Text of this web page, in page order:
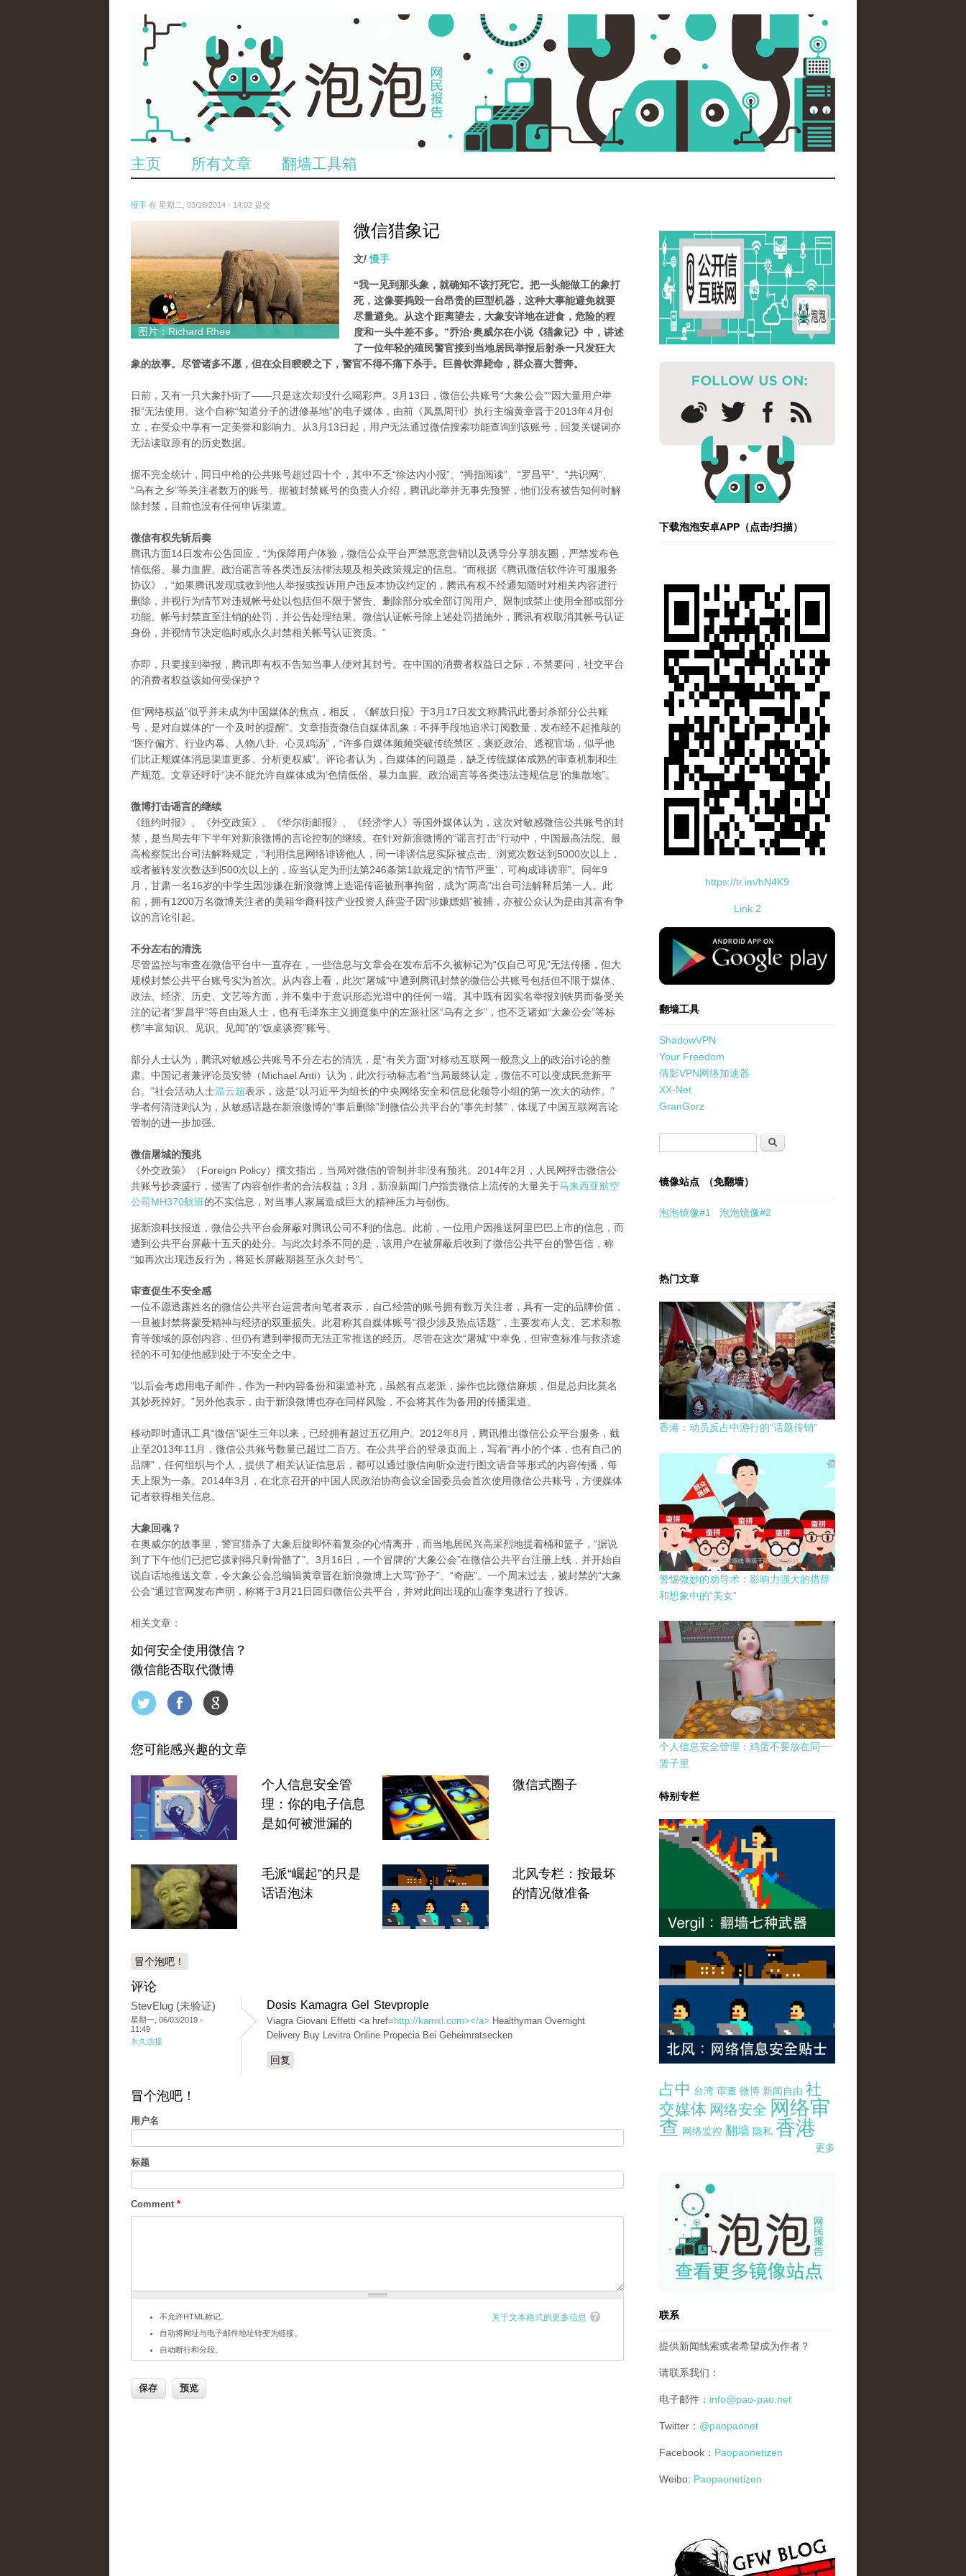
主页 所有文章 翻墙工具箱
慢手 在 星期二, 03/18/2014 - 14:02 提交
图片：Richard Rhee
微信猎象记
文/ 慢手
“我一见到那头象，就确知不该打死它。把一头能做工的象打
死，这像要捣毁一台昂贵的巨型机器，这种大事能避免就要
尽量避免。从这个距离望去，大象安详地在进食，危险的程
度和一头牛差不多。”乔治·奥威尔在小说《猎象记》中，讲述
了一位年轻的殖民警官接到当地居民举报后射杀一只发狂大
象的故事。尽管诸多不愿，但在众目睽睽之下，警官不得不痛下杀手。巨兽饮弹毙命，群众喜大普奔。
日前，又有一只大象扑街了——只是这次却没什么喝彩声。3月13日，微信公共账号“大象公会”“因大量用户举
报”无法使用。这个自称“知道分子的进修基地”的电子媒体，由前《凤凰周刊》执行主编黄章晋于2013年4月创
立，在受众中享有一定美誉和影响力。从3月13日起，用户无法通过微信搜索功能查询到该账号，回复关键词亦
无法读取原有的历史数据。
据不完全统计，同日中枪的公共账号超过四十个，其中不乏“徐达内小报”、“拇指阅读”、“罗昌平”、“共识网”、
“乌有之乡”等关注者数万的账号。据被封禁账号的负责人介绍，腾讯此举并无事先预警，他们没有被告知何时解
除封禁，目前也没有任何申诉渠道。
微信有权先斩后奏
腾讯方面14日发布公告回应，“为保障用户体验，微信公众平台严禁恶意营销以及诱导分享朋友圈，严禁发布色
情低俗、暴力血腥、政治谣言等各类违反法律法规及相关政策规定的信息。”而根据《腾讯微信软件许可服服务
协议》，“如果腾讯发现或收到他人举报或投诉用户违反本协议约定的，腾讯有权不经通知随时对相关内容进行
删除，并视行为情节对违规帐号处以包括但不限于警告、删除部分或全部订阅用户、限制或禁止使用全部或部分
功能、帐号封禁直至注销的处罚，并公告处理结果。微信认证帐号除上述处罚措施外，腾讯有权取消其帐号认证
身份，并视情节决定临时或永久封禁相关帐号认证资质。”
亦即，只要接到举报，腾讯即有权不告知当事人便对其封号。在中国的消费者权益日之际，不禁要问，社交平台
的消费者权益该如何受保护？
但“网络权益”似乎并未成为中国媒体的焦点，相反，《解放日报》于3月17日发文称腾讯此番封杀部分公共账
号，是对自媒体的“一个及时的提醒”。文章指责微信自媒体乱象：不择手段地追求订阅数量，发布经不起推敲的
“医疗偏方、行业内幕、人物八卦、心灵鸡汤”，“许多自媒体频频突破传统禁区，褒贬政治、透视官场，似乎他
们比正规媒体消息渠道更多、分析更权威”。评论者认为，自媒体的问题是，缺乏传统媒体成熟的审查机制和生
产规范。文章还呼吁“决不能允许自媒体成为‘色情低俗、暴力血腥、政治谣言等各类违法违规信息’的集散地”。
微博打击谣言的继续
《纽约时报》、《外交政策》、《华尔街邮报》、《经济学人》等国外媒体认为，这次对敏感微信公共账号的封
禁，是当局去年下半年对新浪微博的言论控制的继续。在针对新浪微博的“谣言打击”行动中，中国最高法院、最
高检察院出台司法解释规定，“利用信息网络诽谤他人，同一诽谤信息实际被点击、浏览次数达到5000次以上，
或者被转发次数达到500次以上的，应当认定为刑法第246条第1款规定的‘情节严重’，可构成诽谤罪”。同年9
月，甘肃一名16岁的中学生因涉嫌在新浪微博上造谣传谣被刑事拘留，成为“两高”出台司法解释后第一人。此
前，拥有1200万名微博关注者的美籍华裔科技产业投资人薛蛮子因“涉嫌嫖娼”被捕，亦被公众认为是由其富有争
议的言论引起。
不分左右的清洗
尽管监控与审查在微信平台中一直存在，一些信息与文章会在发布后不久被标记为“仅自己可见”无法传播，但大
规模封禁公共平台账号实为首次。从内容上看，此次“屠城”中遭到腾讯封禁的微信公共账号包括但不限于媒体、
政法、经济、历史、文艺等方面，并不集中于意识形态光谱中的任何一端。其中既有因实名举报刘铁男而备受关
注的记者“罗昌平”等自由派人士，也有毛泽东主义拥趸集中的左派社区“乌有之乡”，也不乏诸如“大象公会”等标
榜“丰富知识、见识、见闻”的“饭桌谈资”账号。
部分人士认为，腾讯对敏感公共账号不分左右的清洗，是“有关方面”对移动互联网一般意义上的政治讨论的整
肃。中国记者兼评论员安替（Michael Anti）认为，此次行动标志着“当局最终认定，微信不可以变成民意新平
台。”社会活动人士温云超表示，这是“以习近平为组长的中央网络安全和信息化领导小组的第一次大的动作。”
学者何清涟则认为，从敏感话题在新浪微博的“事后删除”到微信公共平台的“事先封禁”，体现了中国互联网言论
管制的进一步加强。
微信屠城的预兆
《外交政策》（Foreign Policy）撰文指出，当局对微信的管制并非没有预兆。2014年2月，人民网抨击微信公
共账号抄袭盛行，侵害了内容创作者的合法权益；3月，新浪新闻门户指责微信上流传的大量关于马来西亚航空
公司MH370航班的不实信息，对当事人家属造成巨大的精神压力与创伤。
据新浪科技报道，微信公共平台会屏蔽对腾讯公司不利的信息。此前，一位用户因推送阿里巴巴上市的信息，而
遭到公共平台屏蔽十五天的处分。与此次封杀不同的是，该用户在被屏蔽后收到了微信公共平台的警告信，称
“如再次出现违反行为，将延长屏蔽期甚至永久封号”。
审查促生不安全感
一位不愿透露姓名的微信公共平台运营者向笔者表示，自己经营的账号拥有数万关注者，具有一定的品牌价值，
一旦被封禁将蒙受精神与经济的双重损失。此君称其自媒体账号“很少涉及热点话题”，主要发布人文、艺术和教
育等领域的原创内容，但仍有遭到举报而无法正常推送的经历。尽管在这次“屠城”中幸免，但审查标准与救济途
径的不可知使他感到处于不安全之中。
“以后会考虑用电子邮件，作为一种内容备份和渠道补充，虽然有点老派，操作也比微信麻烦，但是总归比莫名
其妙死掉好。”另外他表示，由于新浪微博也存在同样风险，不会将其作为备用的传播渠道。
移动即时通讯工具“微信”诞生三年以来，已经拥有超过五亿用户。2012年8月，腾讯推出微信公众平台服务，截
止至2013年11月，微信公共账号数量已超过二百万。在公共平台的登录页面上，写着“再小的个体，也有自己的
品牌”，任何组织与个人，提供了相关认证信息后，都可以通过微信向听众进行图文语音等形式的内容传播，每
天上限为一条。2014年3月，在北京召开的中国人民政治协商会议全国委员会首次使用微信公共账号，方便媒体
记者获得相关信息。
大象回魂？
在奥威尔的故事里，警官猎杀了大象后旋即怀着复杂的心情离开，而当地居民兴高采烈地提着桶和篮子，“据说
到了下午他们已把它拨剥得只剩骨骼了”。3月16日，一个冒牌的“大象公会”在微信公共平台注册上线，并开始自
说自话地推送文章，令大象公会总编辑黄章晋在新浪微博上大骂“孙子”、“奇葩”。一个周末过去，被封禁的“大象
公会”通过官网发布声明，称将于3月21日回归微信公共平台，并对此间出现的山寨李鬼进行了投诉。
相关文章：
如何安全使用微信？
微信能否取代微博
您可能感兴趣的文章
个人信息安全管
理：你的电子信息
是如何被泄漏的
微信式圈子
毛派“崛起”的只是
话语泡沫
北风专栏：按最坏
的情况做准备
冒个泡吧！
评论
StevElug (未验证)
星期一, 06/03/2019 -
11:49
永久连接
Dosis Kamagra Gel Stevprople
Viagra Giovani Effetti <a href= http://kamxl.com></a> Healthyman Overnight
Delivery Buy Levitra Online Propecia Bei Geheimratsecken
回复
冒个泡吧！
用户名
标题
Comment *
关于文本格式的更多信息
不允许HTML标记。
自动将网址与电子邮件地址转变为链接。
自动断行和分段。
下载泡泡安卓APP（点击/扫描）
https://tr.im/hN4K9
Link 2
standard-icon-googleplay-app-store.png
翻墙工具
ShadowVPN
Your Freedom
倩影VPN网络加速器
XX-Net
GranGorz
搜索
镜像站点 （免翻墙）
泡泡镜像#1 泡泡镜像#2
热门文章
香港：动员反占中游行的“话题传销”
警惕微妙的劝导术：影响力强大的措辞
和想象中的“美女”
个人信息安全管理：鸡蛋不要放在同一
篮子里
特别专栏
占中 台湾 审查 微博 新闻自由 社
交媒体 网络安全 网络审
查 网络监控 翻墙 隐私 香港
更多
pao-pao-banner-mirror-site-120814.jpg
联系
提供新闻线索或者希望成为作者？
请联系我们：
电子邮件： info@pao-pao.net
Twitter： @paopaonet
Facebook： Paopaonetizen
Weibo: Paopaonetizen
gfw_blog_small.jpg